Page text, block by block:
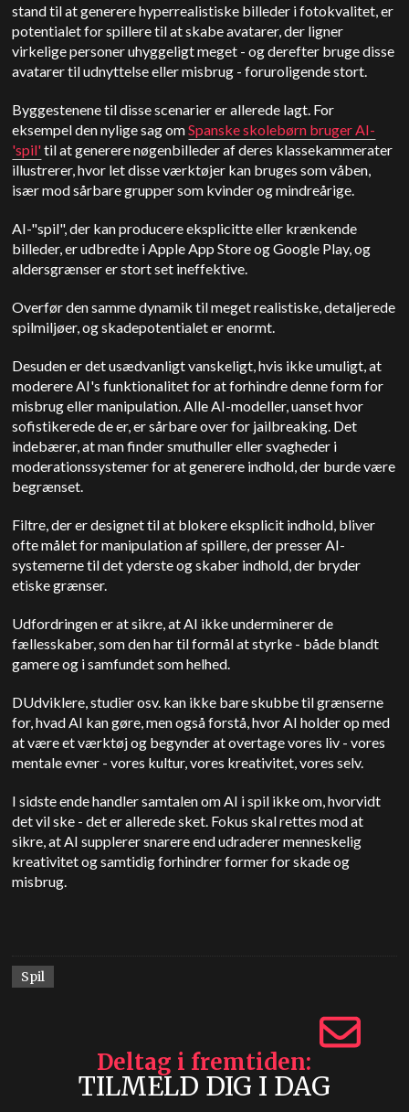
stand til at generere hyperrealistiske billeder i fotokvalitet, er
potentialet for spillere til at skabe avatarer, der ligner
virkelige personer uhyggeligt meget - og derefter bruge disse
avatarer til udnyttelse eller misbrug - foruroligende stort.
Byggestenene til disse scenarier er allerede lagt. For
eksempel den nylige sag omSpanske skolebørn bruger AI-
'spil'til at generere nøgenbilleder af deres klassekammerater
illustrerer, hvor let disse værktøjer kan bruges som våben,
især mod sårbare grupper som kvinder og mindreårige.
AI-"spil", der kan producere eksplicitte eller krænkende
billeder, er udbredte i Apple App Store og Google Play, og
aldersgrænser er stort set ineffektive.
Overfør den samme dynamik til meget realistiske, detaljerede
spilmiljøer, og skadepotentialet er enormt.
Desuden er det usædvanligt vanskeligt, hvis ikke umuligt, at
moderere AI's funktionalitet for at forhindre denne form for
misbrug eller manipulation.Alle AI-modeller, uanset hvor
sofistikerede de er, er sårbare over for jailbreaking. Det
indebærer, at man finder smuthuller eller svagheder i
moderationssystemer for at generere indhold, der burde være
begrænset.
Filtre, der er designet til at blokere eksplicit indhold, bliver
ofte målet for manipulation af spillere, der presser AI-
systemerne til det yderste og skaber indhold, der bryder
etiske grænser.
Udfordringen er at sikre, at AI ikke underminerer de
fællesskaber, som den har til formål at styrke - både blandt
gamere og i samfundet som helhed.
DUdviklere, studier osv. kan ikke bare skubbe til grænserne
for, hvad AI kan gøre, men også forstå, hvor AI holder op med
at være et værktøj og begynder at overtage vores liv - vores
mentale evner - vores kultur, vores kreativitet, vores selv.
I sidste ende handler samtalen om AI i spil ikke om, hvorvidt
det vil ske - det er allerede sket. Fokus skal rettes mod at
sikre, at AI supplerer snarere end udraderer menneskelig
kreativitet og samtidig forhindrer former for skade og
misbrug.
Spil
Deltag i fremtiden
TILMELD DIG I DAG